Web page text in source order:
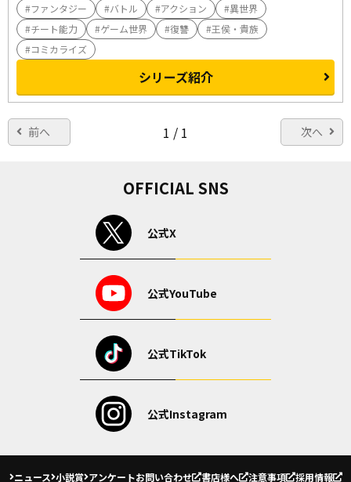
ファンタジー
バトル アクション
異世界
チート能力
ゲーム世界 復讐
王侯・貴族
コミカライズ
シリーズ紹介
前へ 1 / 1 次へ
OFFICIAL SNS
公式X
公式YouTube
公式TikTok
公式Instagram
ニュース 小説賞 アンケートお問い合わせ 書店様へ 注意事項 採用情報